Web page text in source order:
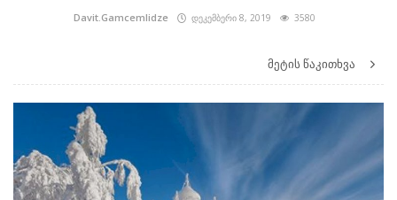
Davit.Gamcemlidze დეკემბერი 8, 2019 3580
მეტის წაკითხვა